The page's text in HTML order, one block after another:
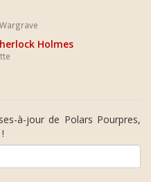
Holmes
à-jour de Polars Pourpres,